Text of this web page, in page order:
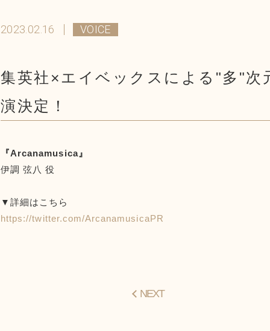
2023.02.16 VOICE
集英社×エイベックスによる"多"
演決定！
『Arcanamusica』
伊調 弦八 役
▼詳細はこちら
https://twitter.com/ArcanamusicaPR
NEXT